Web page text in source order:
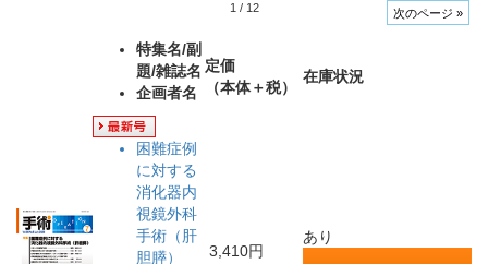
1 / 12 次のページ »
特集名/副
題/雑誌名
企画者名
定価
（本体＋税）
在庫状況
困難症例
に対する
消化器内
視鏡外科
手術（肝
胆膵）
3,410円
あり